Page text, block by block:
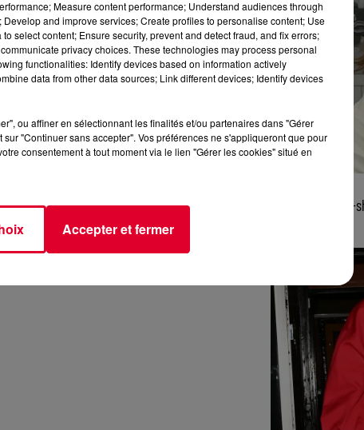
FG CHIC : Le
Measure content performance; Understand audiences through
and improve services; Create profiles to personalise content; Use
select content; Ensure security, prevent and detect fraud, and fix errors;
privacy choices. These technologies may process personal
functionalities: Identify devices based on information actively
data from other data sources; Link different devices; Identify devices
ou affiner en sélectionnant les finalités et/ou partenaires dans "Gérer
"Continuer sans accepter". Vos préférences ne s'appliqueront que pour
consentement à tout moment via le lien "Gérer les cookies" situé en
Accepter et fermer